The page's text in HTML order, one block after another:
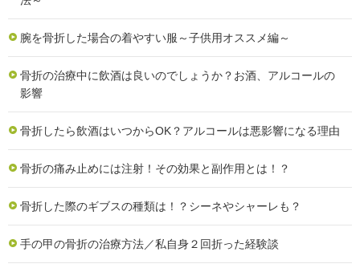
腕を骨折した場合の着やすい服～子供用オススメ編～
骨折の治療中に飲酒は良いのでしょうか？お酒、アルコールの
影響
骨折したら飲酒はいつからOK？アルコールは悪影響になる理由
骨折の痛み止めには注射！その効果と副作用とは！？
骨折した際のギブスの種類は！？シーネやシャーレも？
手の甲の骨折の治療方法／私自身２回折った経験談